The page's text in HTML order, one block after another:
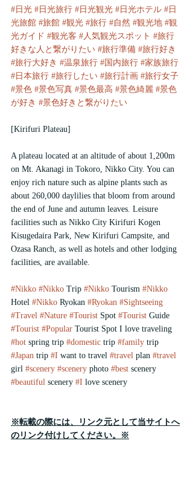
#日光 #日光旅行 #日光観光 #日光ホテル #日
光旅館 #旅館 #観光 #旅行 #自然 #観光地 #観
光ガイド #観光客 #人気観光スポット #旅行
好きな人と繋がりたい #旅行準備 #旅行好き
#旅行大好き #温泉旅行 #国内旅行 #家族旅行
#日本旅行 #旅行したい #旅行計画 #旅行女子
#景色 #景色写真 #景色最高 #景色綺麗 #景色
が好き #景色好きと繋がりたい
[Kirifuri Plateau]
A plateau located at an altitude of about 1,200m
on Mt. Akanagi in Tokoro, Nikko City. You can
enjoy rich nature such as alpine plants such as
about 260,000 daylilies that bloom from around
the end of June and autumn leaves. Leisure
facilities such as Nikko City Kirifuri Kogen
Kisugedaira Park, New Kirifuri Campsite, and
Ozasa Ranch, as well as hotels and other lodging
facilities, are available.
#Nikko #Nikko Trip #Nikko Tourism #Nikko
Hotel #Nikko Ryokan #Ryokan #Sightseeing
#Travel #Nature #Tourist Spot #Tourist Guide
#Tourist #Popular Tourist Spot I love traveling
#hot spring trip #domestic trip #family trip
#Japan trip #I want to travel #travel plan #travel
girl #scenery #scenery photo #best scenery
#beautiful scenery #I love scenery
※転載の際には、リンク元として当サイトへ
のリンク付けしてください。※